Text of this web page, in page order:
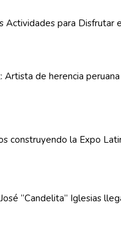
Actividadespara Disfrutar
Artista de herencia
construyendo la Expo
“Candelita” Iglesias